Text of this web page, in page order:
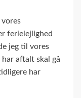
vores
ferielejlighed
jeg til vores
aftalt skal gå
har